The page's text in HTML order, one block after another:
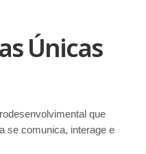
Únicas
que
se comunica, interage e